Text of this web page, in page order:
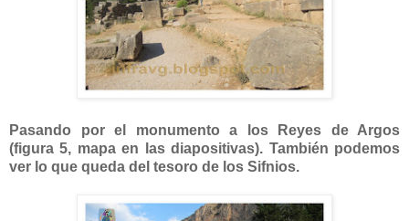
Pasando por el monumento a los Reyes de Argos
(figura 5, mapa en las diapositivas). También podemos
ver lo que queda del tesoro de los Sifnios.